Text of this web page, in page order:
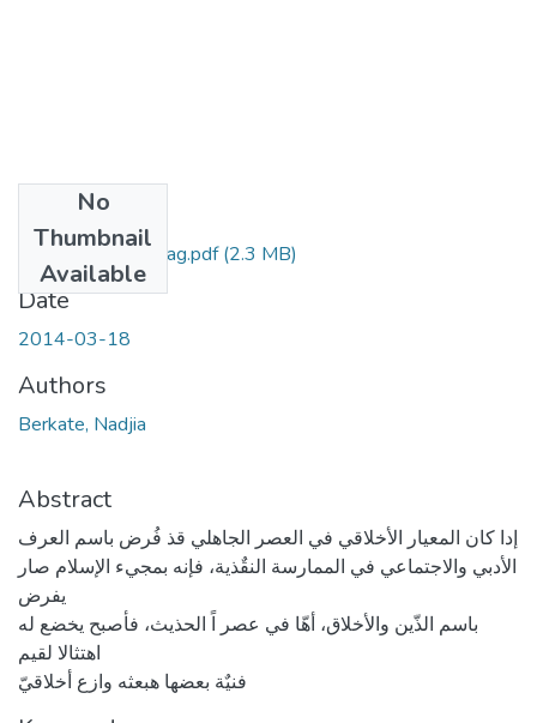
No
Thumbnail
Available
Berkate-Nadjia mag.pdf(2.3 MB)
Date
2014-03-18
Authors
Berkate, Nadjia
Abstract
إدا كان المعيار الأخلاقي في العصر الجاهلي قذ فُرض باسم العرف
الأدبي والاجتماعي في الممارسة النقٌذية، فإنه بمجيء الإسلام صار
يفرض
باسم الذّين والأخلاق، أهّا في عصر اً الحذيث، فأصبح يخضع له
اهتثالا لقيم
فنيٌة بعضها هبعثه وازع أخلاقيّ